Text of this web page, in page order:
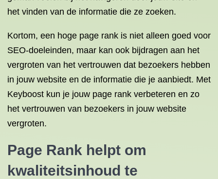
het vinden van de informatie die ze zoeken.
Kortom, een hoge page rank is niet alleen goed voor
SEO-doeleinden, maar kan ook bijdragen aan het
vergroten van het vertrouwen dat bezoekers hebben
in jouw website en de informatie die je aanbiedt. Met
Keyboost kun je jouw page rank verbeteren en zo
het vertrouwen van bezoekers in jouw website
vergroten.
Page Rank helpt om
kwaliteitsinhoud te